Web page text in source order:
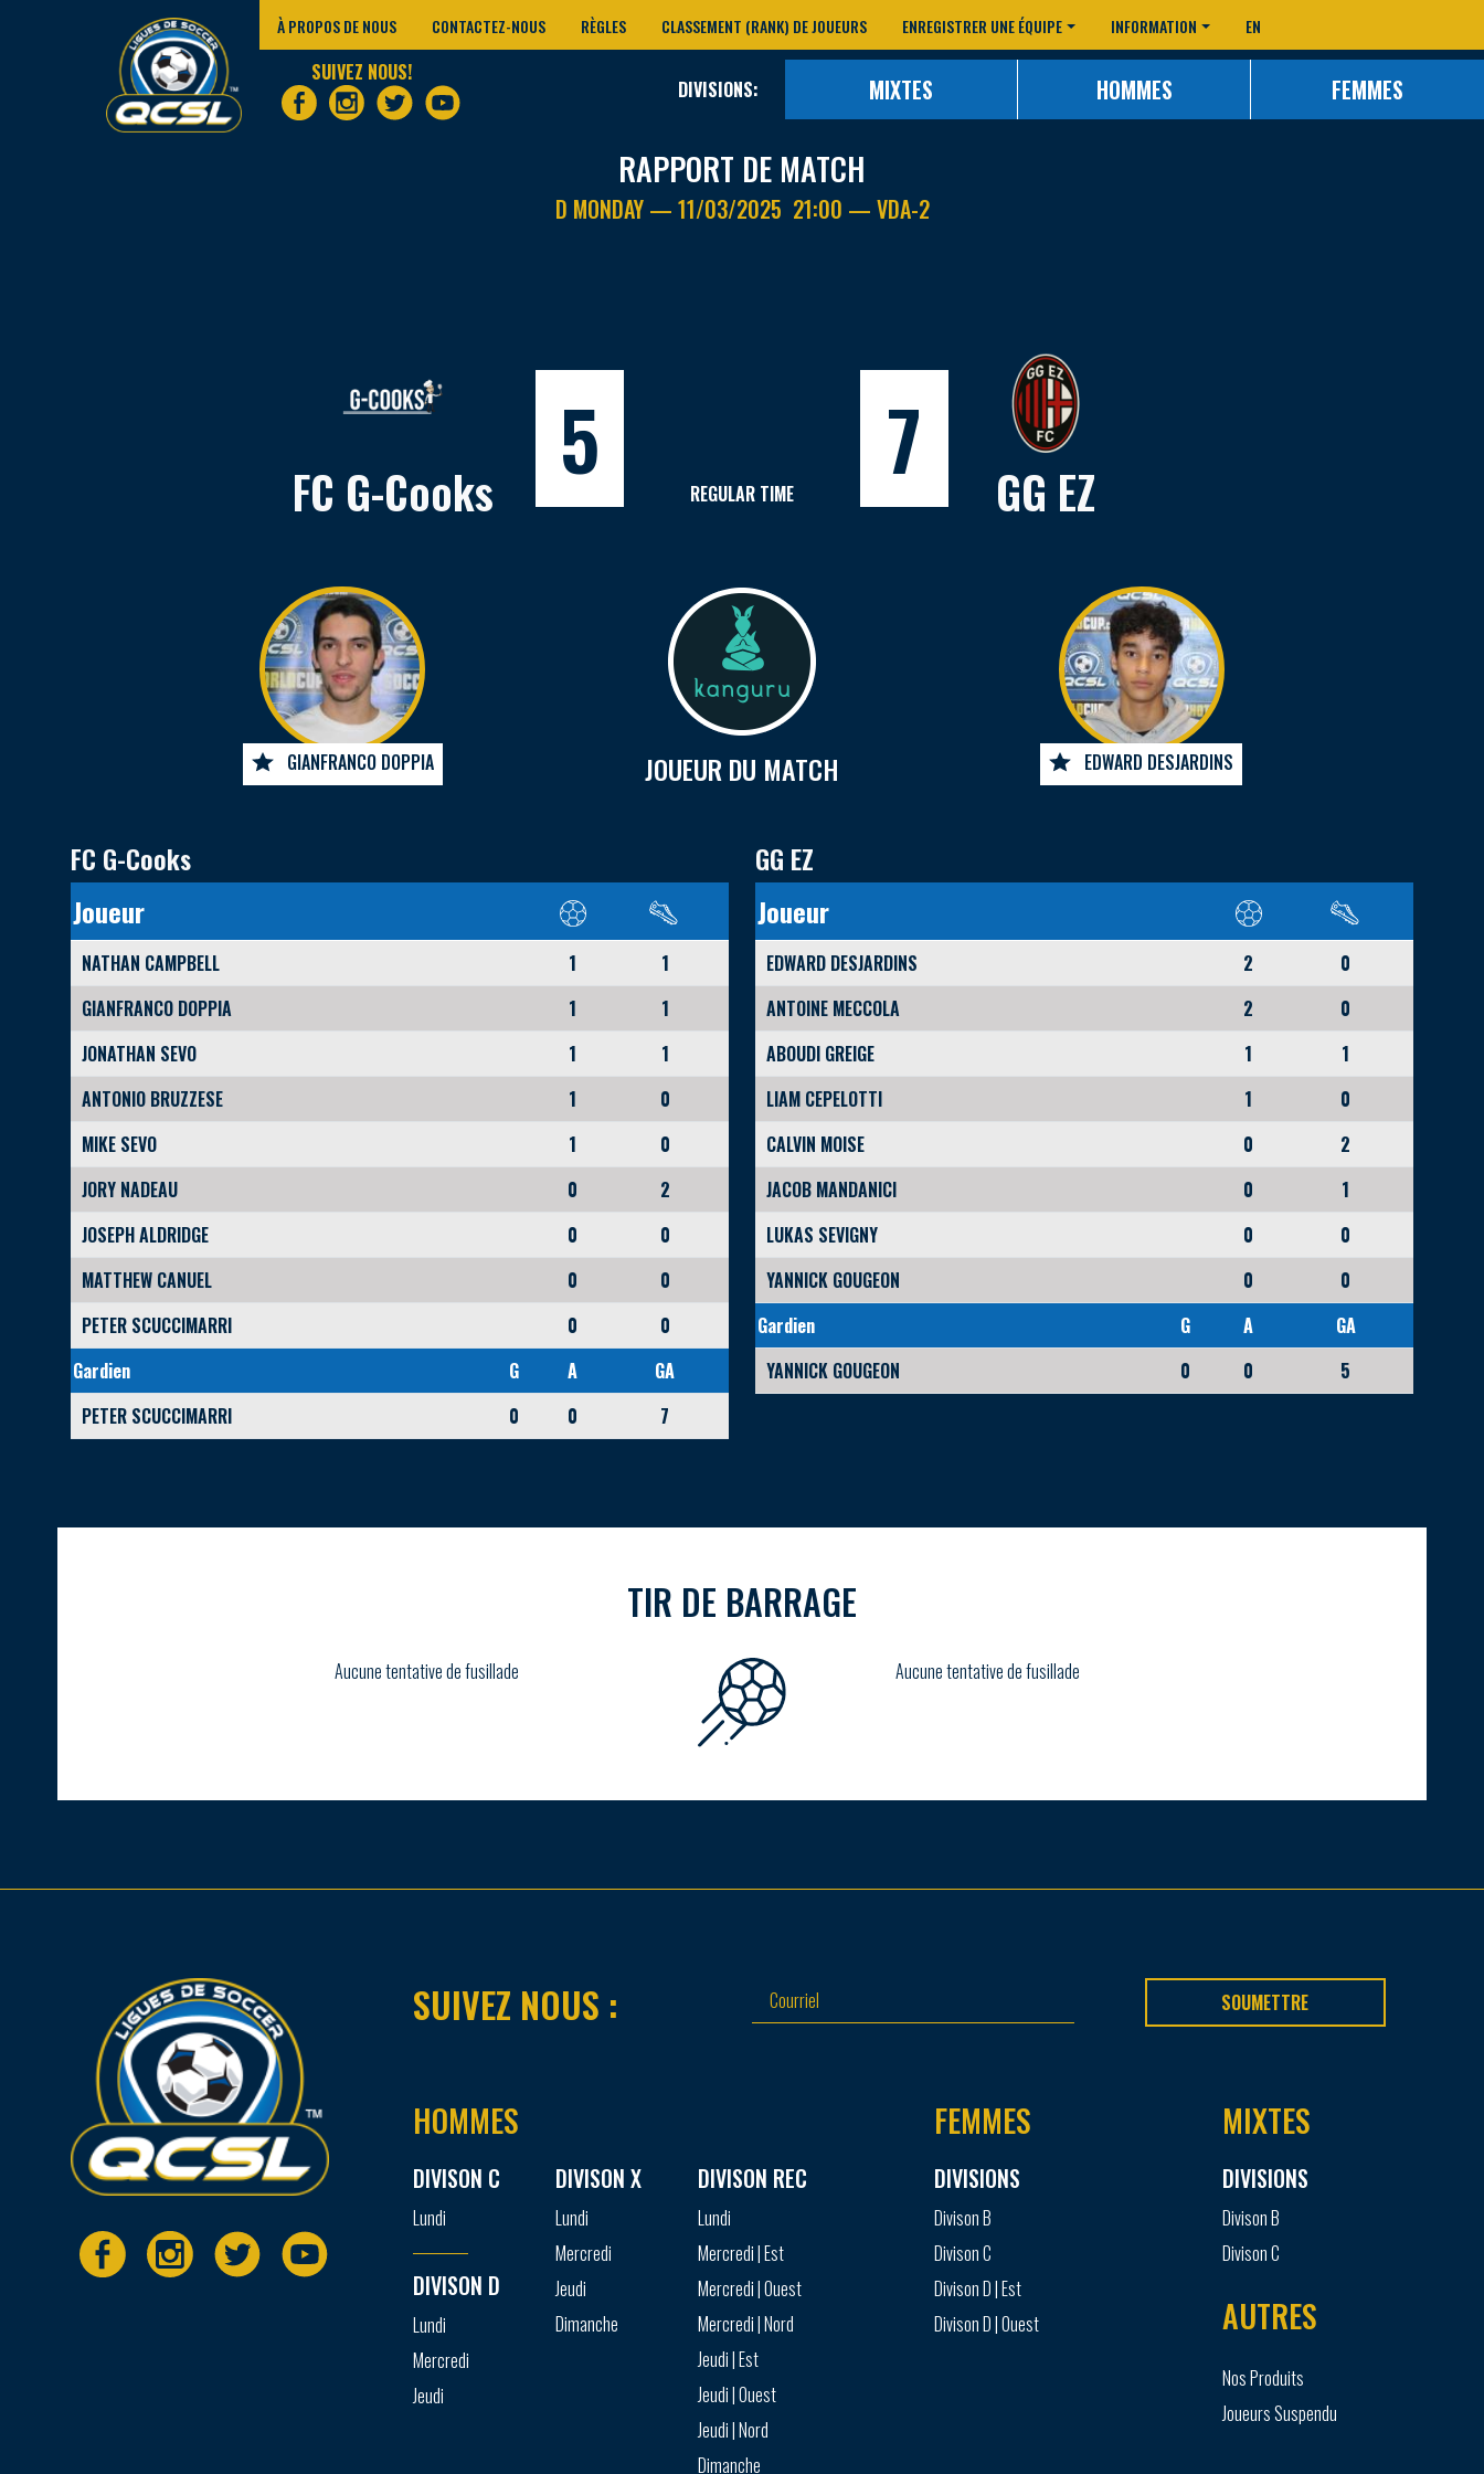
À PROPOS DE NOUS CONTACTEZ-NOUS RÈGLES CLASSEMENT (RANK) DE JOUEURS ENREGISTRER UNE ÉQUIPE INFORMATION EN
SUIVEZ NOUS!
DIVISIONS: MIXTES HOMMES FEMMES
RAPPORT DE MATCH
D MONDAY — 11/03/2025 21:00 — VDA-2
FC G-Cooks 5 REGULAR TIME 7 GG EZ
GIANFRANCO DOPPIA JOUEUR DU MATCH EDWARD DESJARDINS
FC G-Cooks
Joueur
NATHAN CAMPBELL 1
1
GIANFRANCO DOPPIA
1
1
JONATHAN SEVO
1
1
ANTONIO BRUZZESE
1
0
MIKE SEVO
1
0
JORY NADEAU
0
2
JOSEPH ALDRIDGE
0
0
MATTHEW CANUEL
0
0
PETER SCUCCIMARRI
0
0
Gardien
G A
GA
PETER SCUCCIMARRI
0 0 7
GG EZ
Joueur
EDWARD DESJARDINS 2
0
ANTOINE MECCOLA
2
0
ABOUDI GREIGE
1
1
LIAM CEPELOTTI
1
0
CALVIN MOISE
0
2
JACOB MANDANICI
0
1
LUKAS SEVIGNY
0
0
YANNICK GOUGEON
0
0
Gardien
G A
GA
YANNICK GOUGEON
0 0 5
TIR DE BARRAGE
Aucune tentative de fusillade Aucune tentative de fusillade
SUIVEZ NOUS : SOUMETTRE
HOMMES
DIVISON C
Lundi
DIVISON D
Lundi
Mercredi
Jeudi
DIVISON X
Lundi
Mercredi
Jeudi
Dimanche
DIVISON REC
Lundi
Mercredi | Est
Mercredi | Ouest
Mercredi | Nord
Jeudi | Est
Jeudi | Ouest
Jeudi | Nord
Dimanche
FEMMES
DIVISIONS
Divison B
Divison C
Divison D | Est
Divison D | Ouest
MIXTES
DIVISIONS
Divison B
Divison C
AUTRES
Nos Produits
Joueurs Suspendu